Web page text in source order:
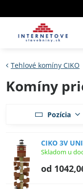
Tehlové komíny CIKO
Komíny
Pozícia
CIKO 3V
Skladom u
od